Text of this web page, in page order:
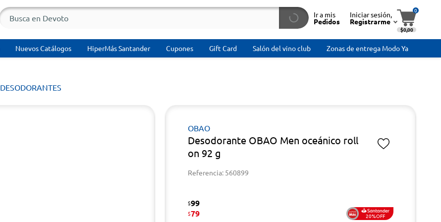
Ir a mis
Pedidos
Iniciar sesión,
Registrarme
0
$0,00
Nuevos Catálogos HiperMás Santander Cupones Gift Card Salón del vino club Zonas de entrega Modo Ya
DESODORANTES
OBAO
Desodorante OBAO Men oceánico roll
on 92 g
Referencia: 560899
$99
$79 20%OFF